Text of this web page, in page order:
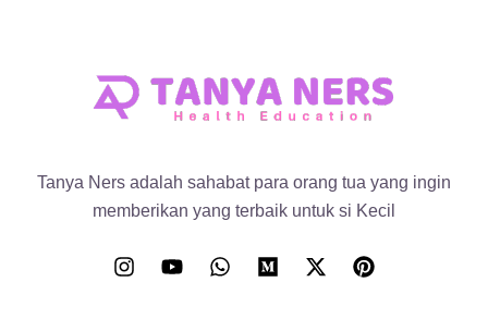
Tanya Ners adalah sahabat para orang tua yang ingin
memberikan yang terbaik untuk si Kecil